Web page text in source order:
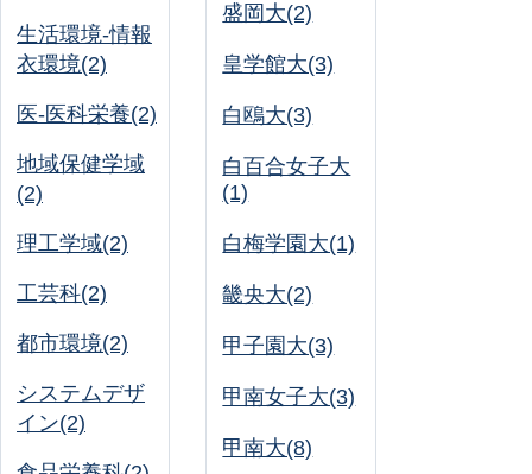
生活環境-情報
衣環境(2)
医-医科栄養(2)
地域保健学域
(2)
理工学域(2)
工芸科(2)
都市環境(2)
システムデザ
イン(2)
盛岡大(2)
皇学館大(3)
白鴎大(3)
白百合女子大
(1)
白梅学園大(1)
畿央大(2)
甲子園大(3)
甲南女子大(3)
甲南大(8)